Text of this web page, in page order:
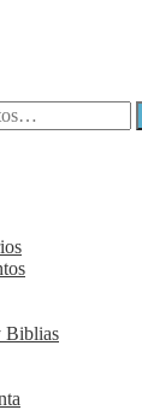
Biblias